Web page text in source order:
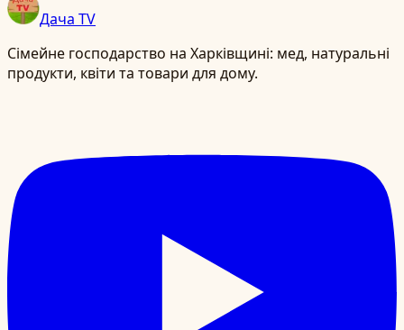
Дача TV
Сімейне господарство на Харківщині: мед, натуральні
продукти, квіти та товари для дому.